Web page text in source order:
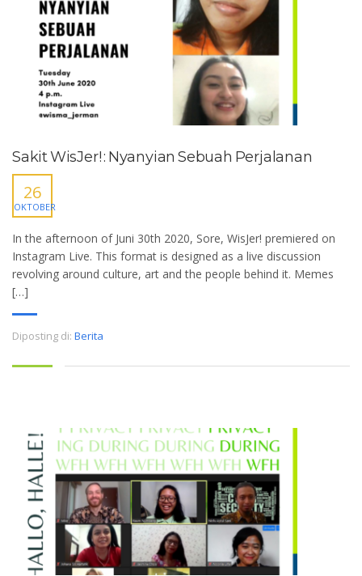
Sakit WisJer! : Nyanyian Sebuah Perjalanan
26
OKTOBER
In the afternoon of Juni 30th 2020, Sore, WisJer! premiered on
Instagram Live. This format is designed as a live discussion
revolving around culture, art and the people behind it. Memes
[…]
Diposting di: Berita